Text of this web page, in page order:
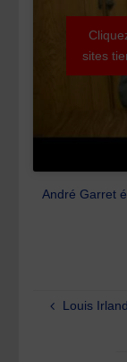
sites
André Garret
Louis